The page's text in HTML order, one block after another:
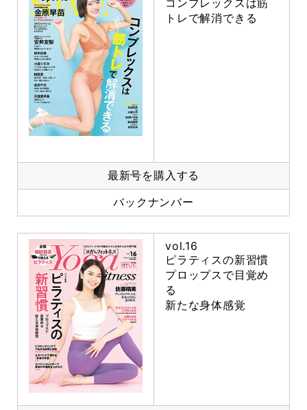
トレで解消できる
最新号を購入する
バックナンバー
vol.16
ピラティスの新習慣
プロップスで目覚め
る
新たな身体感覚